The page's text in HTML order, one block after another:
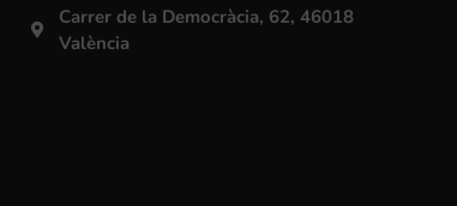
Carrer de la Democràcia, 62, 46018
València